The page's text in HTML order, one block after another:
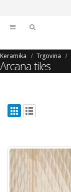
Keramika Trgovina
Arcana tiles